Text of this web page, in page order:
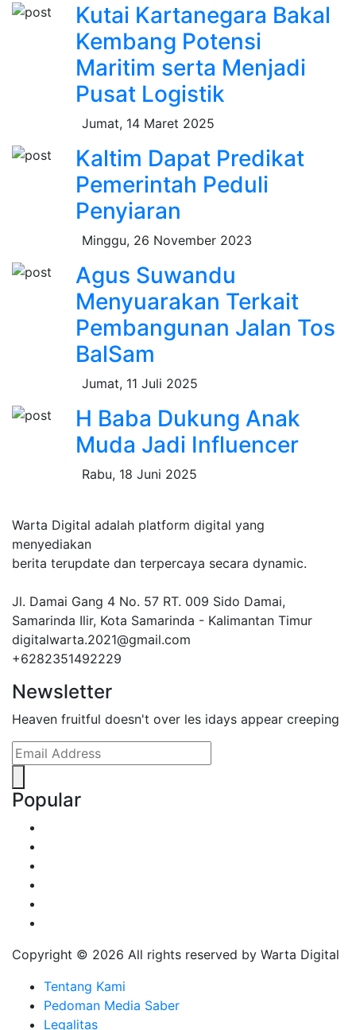
Kutai Kartanegara Bakal
Kembang Potensi
Maritim serta Menjadi
Pusat Logistik
Jumat, 14 Maret 2025
Kaltim Dapat Predikat
Pemerintah Peduli
Penyiaran
Minggu, 26 November 2023
Agus Suwandu
Menyuarakan Terkait
Pembangunan Jalan Tos
BalSam
Jumat, 11 Juli 2025
H Baba Dukung Anak
Muda Jadi Influencer
Rabu, 18 Juni 2025
Warta Digital adalah platform digital yang
menyediakan
berita terupdate dan terpercaya secara dynamic.
Jl. Damai Gang 4 No. 57 RT. 009 Sido Damai,
Samarinda Ilir, Kota Samarinda - Kalimantan Timur
digitalwarta.2021@gmail.com
+6282351492229
Newsletter
Heaven fruitful doesn't over les idays appear creeping
Popular
Copyright © 2026 All rights reserved by Warta Digital
Tentang Kami
Pedoman Media Saber
Legalitas